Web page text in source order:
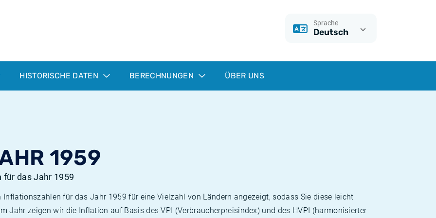
Sprache
Deutsch
HISTORISCHE DATEN BERECHNUNGEN ÜBER UNS
1959
das Jahr 1959
für das Jahr 1959 für eine Vielzahl von Ländern angezeigt, sodass Sie diese leicht
Jahr zeigen wir die Inflation auf Basis des VPI (Verbraucherpreisindex) und des HVPI (harmonisierter